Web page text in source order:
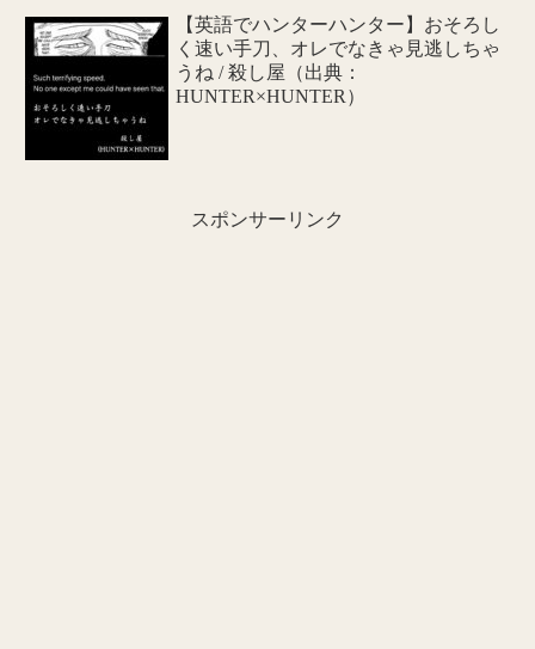
【英語でハンターハンター】おそろし
く速い手刀、オレでなきゃ見逃しちゃ
うね / 殺し屋（出典：
HUNTER×HUNTER）
スポンサーリンク